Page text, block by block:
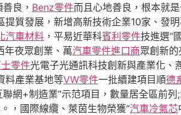
良， Benz零件而且心地善良，根本就
質發展，新增高新技術企業10家、發
汽車材料 ，平易近華科賓利零件技進選“
年夜眾創業、萬汽車零件進口商眾創新
零件光電子光通訊科技創新與產業化、
料產業基地等VW零件一批續建項目順德
網+制造業”示范項目，數量居全區前
，國際線纜、萊茵生物榮獲“汽車冷氣芯